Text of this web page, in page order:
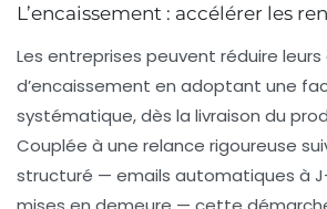
L’encaissement : accélérer les
Les entreprises peuvent réduire leurs
d’encaissement en adoptant une
systématique, dès la livraison du
Couplée à une relance rigoureuse
structuré — emails automatiques à